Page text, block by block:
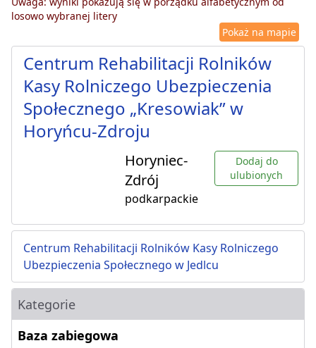
losowo wybranej litery
Pokaż na mapie
Centrum Rehabilitacji Rolników
Kasy Rolniczego Ubezpieczenia
Społecznego „Kresowiak” w
Horyńcu-Zdroju
Horyniec-
Zdrój
podkarpackie
Dodaj do
ulubionych
Centrum Rehabilitacji Rolników Kasy Rolniczego
Ubezpieczenia Społecznego w Jedlcu
Kategorie
Baza zabiegowa